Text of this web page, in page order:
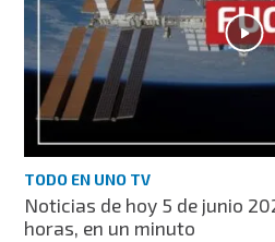
TODO EN UNO TV
Noticias de hoy 5 de junio
horas, en un minuto